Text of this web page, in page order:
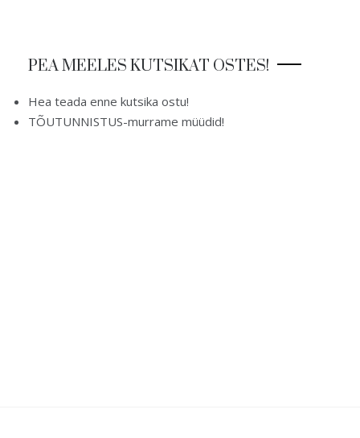
PEA MEELES KUTSIKAT OSTES!
Hea teada enne kutsika ostu!
TÕUTUNNISTUS-murrame müüdid!